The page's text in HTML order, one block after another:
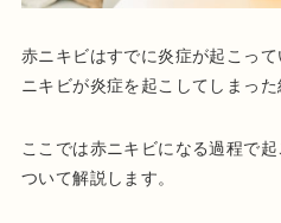
赤ニキビはすでに炎症が起こっ
ニキビが炎症を起こしてしまった
ここでは赤ニキビになる過程で
ついて解説します。